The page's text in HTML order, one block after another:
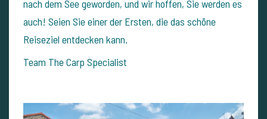
nach dem See geworden, und wir hoffen, Sie werden es
auch! Seien Sie einer der Ersten, die das schöne
Reiseziel entdecken kann.
Team The Carp Specialist